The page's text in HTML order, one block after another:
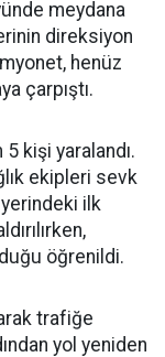
meydana
direksiyon
henüz
çarpıştı.
kişi yaralandı.
ekipleri sevk
yerindeki ilk
öğrenildi.
trafiğe
yol yeniden